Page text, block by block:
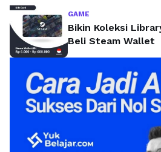
GAME
Bikin Koleksi
Beli Steam Wallet